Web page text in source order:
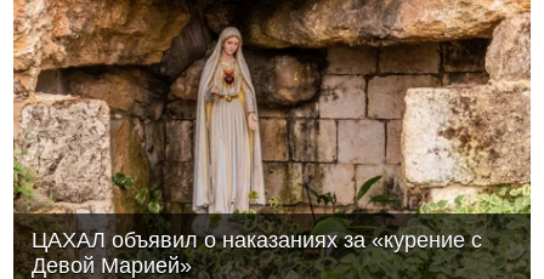
ЦАХАЛ объявил о наказаниях за «курение с
Девой Марией»